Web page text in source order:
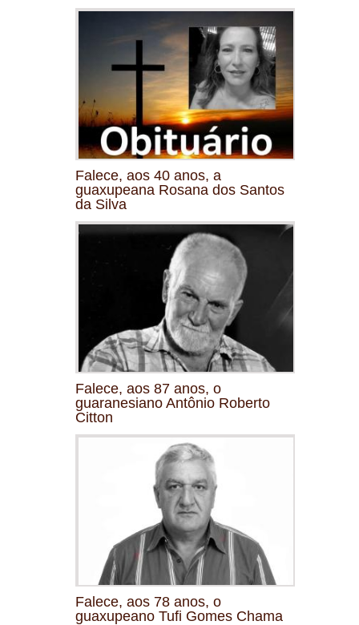
Falece, aos 40 anos, a
guaxupeana Rosana dos Santos
da Silva
Falece, aos 87 anos, o
guaranesiano Antônio Roberto
Citton
Falece, aos 78 anos, o
guaxupeano Tufi Gomes Chama